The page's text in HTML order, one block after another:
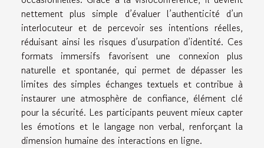
nettement plus simple d’évaluer l’authenticité d’un
interlocuteur et de percevoir ses intentions réelles,
réduisant ainsi les risques d’usurpation d’identité. Ces
formats immersifs favorisent une connexion plus
naturelle et spontanée, qui permet de dépasser les
limites des simples échanges textuels et contribue à
instaurer une atmosphère de confiance, élément clé
pour la sécurité. Les participants peuvent mieux capter
les émotions et le langage non verbal, renforçant la
dimension humaine des interactions en ligne.